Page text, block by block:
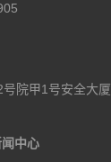
院甲1号安全大厦
中心